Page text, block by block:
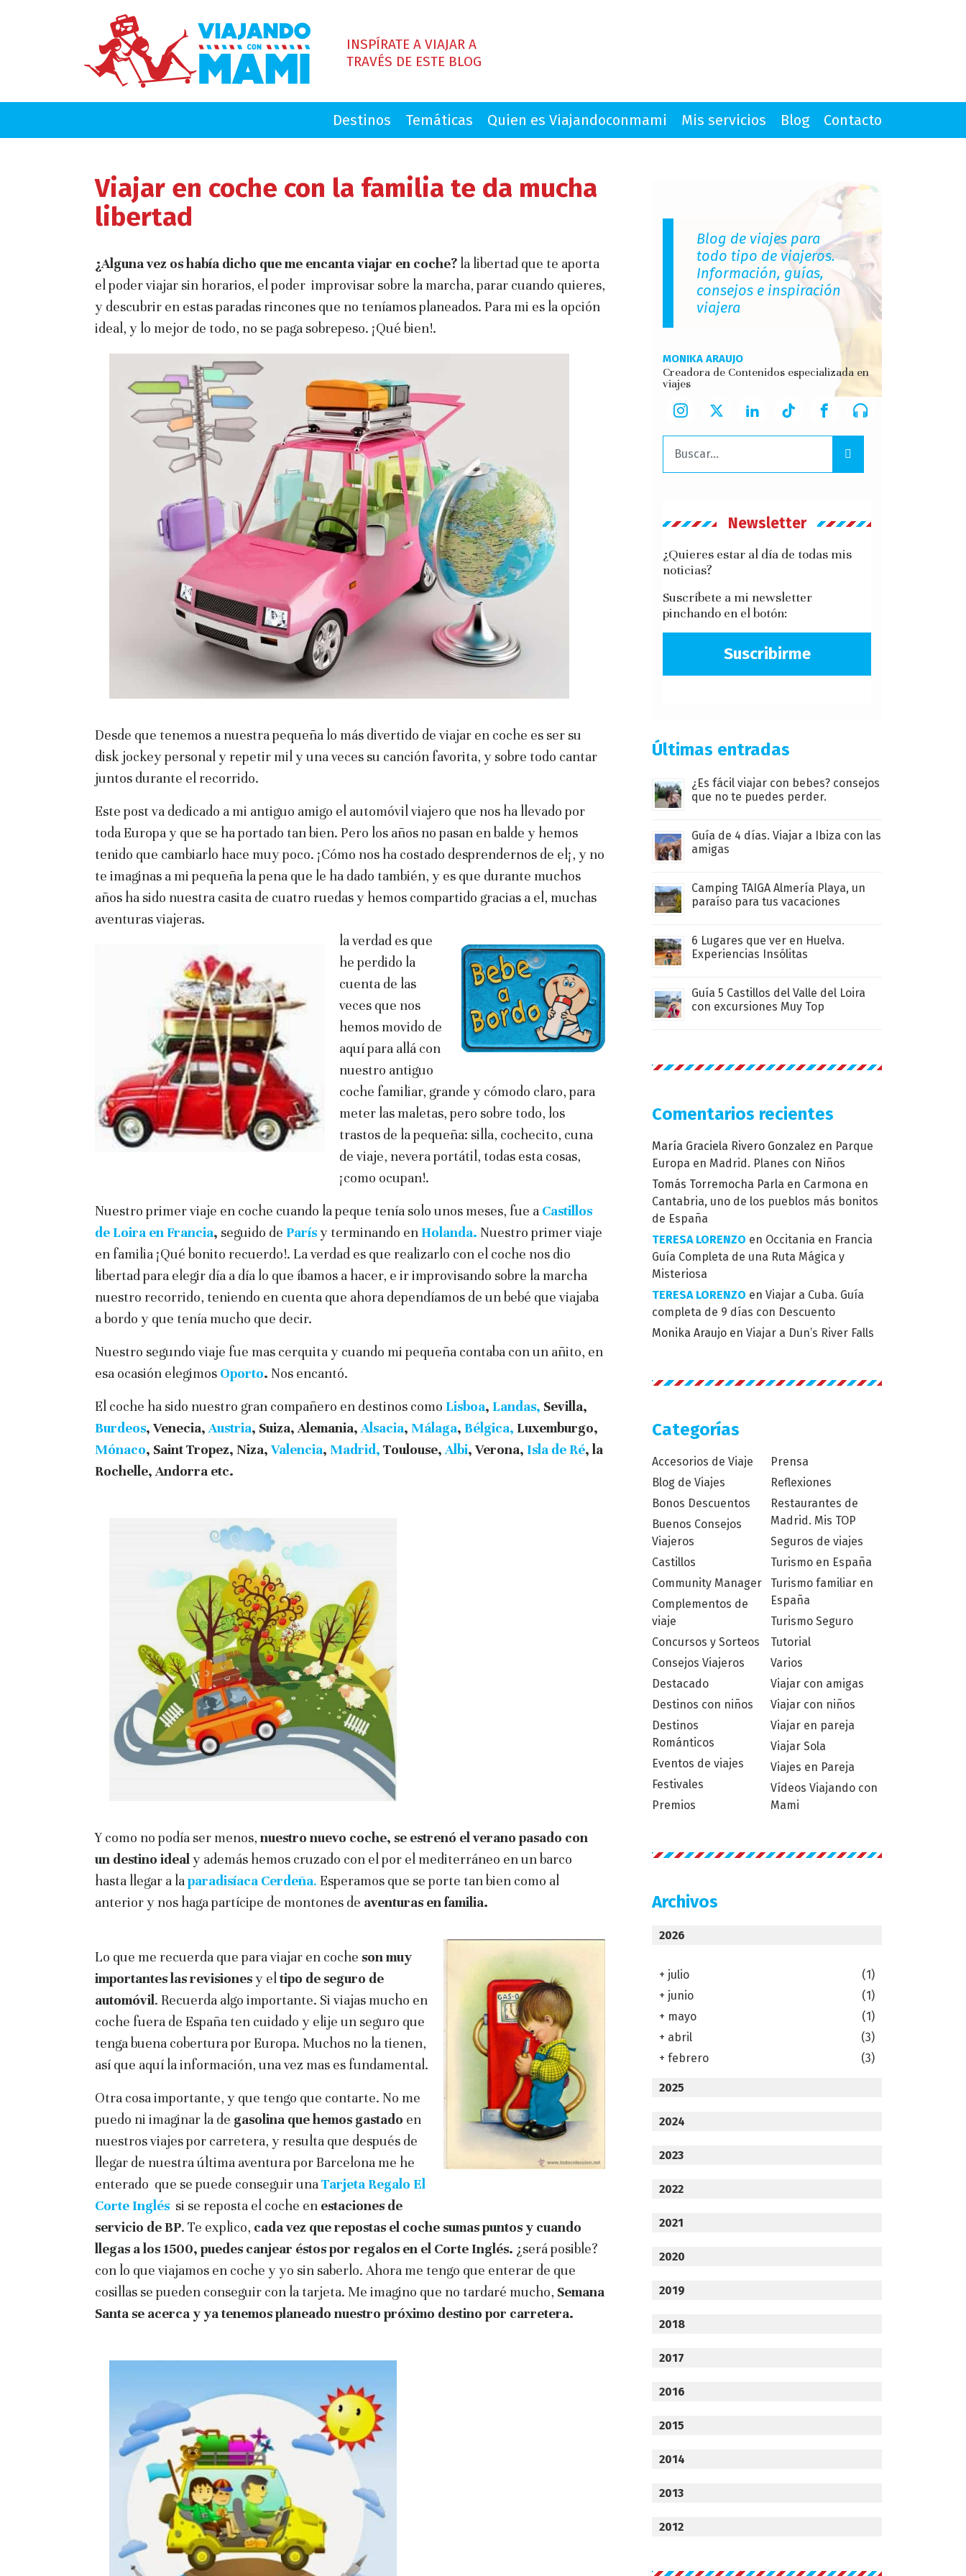
INSPÍRATE A VIAJAR A
TRAVÉS DE ESTE BLOG
Destinos Temáticas Quien es Viajandoconmami Mis servicios Blog Contacto
Viajar en coche con la familia te da mucha
libertad
¿Alguna vez os había dicho que me encanta viajar en coche? la libertad que te aporta
el poder viajar sin horarios, el poder improvisar sobre la marcha, parar cuando quieres,
y descubrir en estas paradas rincones que no teníamos planeados. Para mi es la opción
ideal, y lo mejor de todo, no se paga sobrepeso. ¡Qué bien!.
Desde que tenemos a nuestra pequeña lo más divertido de viajar en coche es ser su
disk jockey personal y repetir mil y una veces su canción favorita, y sobre todo cantar
juntos durante el recorrido.
Este post va dedicado a mi antiguo amigo el automóvil viajero que nos ha llevado por
toda Europa y que se ha portado tan bien. Pero los años no pasan en balde y hemos
tenido que cambiarlo hace muy poco. ¡Cómo nos ha costado desprendernos de el¡, y no
te imaginas a mi pequeña la pena que le ha dado también, y es que durante muchos
años ha sido nuestra casita de cuatro ruedas y hemos compartido gracias a el, muchas
aventuras viajeras.
la verdad es que
he perdido la
cuenta de las
veces que nos
hemos movido de
aquí para allá con
nuestro antiguo
coche familiar, grande y cómodo claro, para
meter las maletas, pero sobre todo, los
trastos de la pequeña: silla, cochecito, cuna
de viaje, nevera portátil, todas esta cosas,
¡como ocupan!.
Nuestro primer viaje en coche cuando la peque tenía solo unos meses, fue a Castillos
de Loira en Francia, seguido de Parísy terminando en Holanda. Nuestro primer viaje
en familia ¡Qué bonito recuerdo!. La verdad es que realizarlo con el coche nos dio
libertad para elegir día a día lo que íbamos a hacer, e ir improvisando sobre la marcha
nuestro recorrido, teniendo en cuenta que ahora dependíamos de un bebé que viajaba
a bordo y que tenía mucho que decir.
Nuestro segundo viaje fue mas cerquita y cuando mi pequeña contaba con un añito, en
esa ocasión elegimos Oporto. Nos encantó.
El coche ha sido nuestro gran compañero en destinos como Lisboa, Landas, Sevilla,
Burdeos, Venecia,Austria, Suiza, Alemania,Alsacia, Málaga, Bélgica, Luxemburgo,
Mónaco, Saint Tropez, Niza, Valencia, Madrid, Toulouse,Albi, Verona, Isla de Ré, la
Rochelle, Andorra etc.
Y como no podía ser menos, nuestro nuevo coche, se estrenó el verano pasado con
un destino idealy además hemos cruzado con el por el mediterráneo en un barco
hasta llegar a laparadisíaca Cerdeña. Esperamos que se porte tan bien como al
anterior y nos haga partícipe de montones de aventuras en familia.
Lo que me recuerda que para viajar en coche son muy
importantes las revisionesy eltipo de seguro de
automóvil. Recuerda algo importante. Si viajas mucho en
coche fuera de España ten cuidado y elije un seguro que
tenga buena cobertura por Europa. Muchos no la tienen,
así que aquí la información, una vez mas es fundamental.
Otra cosa importante, y que tengo que contarte. No me
puedo ni imaginar la de gasolina que hemos gastado en
nuestros viajes por carretera, y resulta que después de
llegar de nuestra última aventura por Barcelona me he
enterado que se puede conseguir unaTarjeta Regalo El
Corte Inglés si se reposta el coche en estaciones de
servicio de BP. Te explico, cada vez que repostas el coche sumas puntos y cuando
llegas a los 1500, puedes canjear éstos por regalos en el Corte Inglés. ¿será posible?
con lo que viajamos en coche y yo sin saberlo. Ahora me tengo que enterar de que
cosillas se pueden conseguir con la tarjeta. Me imagino que no tardaré mucho, Semana
Santa se acerca y ya tenemos planeado nuestro próximo destino por carretera.
Blog de viajes para
todo tipo de viajeros.
Información, guías,
consejos e inspiración
viajera
MONIKA ARAUJO
Creadora de Contenidos especializada en
viajes
Buscar:
Newsletter
¿Quieres estar al día de todas mis
noticias?
Suscríbete a mi newsletter
pinchando en el botón:
Suscribirme
Últimas entradas
¿Es fácil viajar con bebes? consejos
que no te puedes perder.
Guía de 4 días. Viajar a Ibiza con las
amigas
Camping TAIGA Almería Playa, un
paraíso para tus vacaciones
6 Lugares que ver en Huelva.
Experiencias Insólitas
Guía 5 Castillos del Valle del Loira
con excursiones Muy Top
Comentarios recientes
María Graciela Rivero Gonzalez en Parque
Europa en Madrid. Planes con Niños
Tomás Torremocha Parla en Carmona en
Cantabria, uno de los pueblos más bonitos
de España
TERESA LORENZO en Occitania en Francia
Guía Completa de una Ruta Mágica y
Misteriosa
TERESA LORENZO en Viajar a Cuba. Guía
completa de 9 días con Descuento
Monika Araujo en Viajar a Dun’s River Falls
Categorías
Accesorios de Viaje
Blog de Viajes
Bonos Descuentos
Buenos Consejos
Viajeros
Castillos
Community Manager
Complementos de
viaje
Concursos y Sorteos
Consejos Viajeros
Destacado
Destinos con niños
Destinos
Románticos
Eventos de viajes
Festivales
Premios
Prensa
Reflexiones
Restaurantes de
Madrid. Mis TOP
Seguros de viajes
Turismo en España
Turismo familiar en
España
Turismo Seguro
Tutorial
Varios
Viajar con amigas
Viajar con niños
Viajar en pareja
Viajar Sola
Viajes en Pareja
Vídeos Viajando con
Mami
Archivos
2026
+ julio
(1)
+ junio
(1)
+ mayo
(1)
+ abril
(3)
+ febrero (3)
2025
2024
2023
2022
2021
2020
2019
2018
2017
2016
2015
2014
2013
2012